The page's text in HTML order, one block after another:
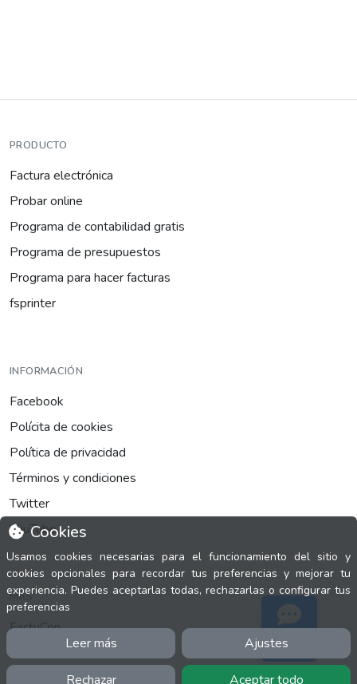
Cookies
Usamos cookies necesarias para el funcionamiento del sitio y
cookies opcionales para recordar tus preferencias y mejorar tu
experiencia. Puedes aceptarlas todas, rechazarlas o configurar tus
preferencias
Leer más Ajustes
Rechazar Aceptar todo
PRODUCTO
Factura electrónica
Probar online
Programa de contabilidad gratis
Programa de presupuestos
Programa para hacer facturas
fsprinter
INFORMACIÓN
Facebook
Polícita de cookies
Política de privacidad
Términos y condiciones
Twitter
YouTube
MÁS
FactuCon
Normativa de facturación
Programa de Partners
Soporte